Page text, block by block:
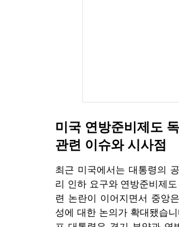
미국 연방준비제도
관련 이슈와 시사점
최근 미국에서는 대통령의
리 인하 요구와 연방준비제
련 논란이 이어지면서 중앙
성에 대한 논의가 확대됐습